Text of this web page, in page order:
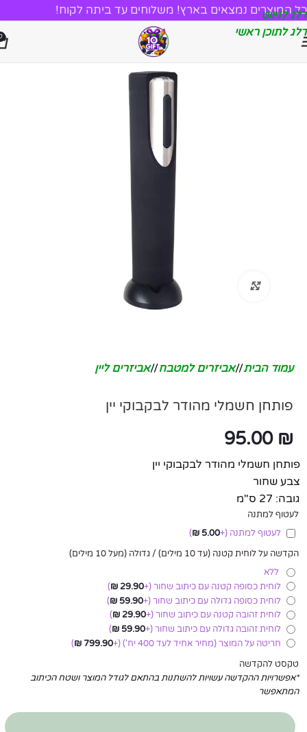
דלג לניווט
דלג לתוכן ראשי
כל המוצרים נמצאים בארץ! משלוחים עד ביתה לקוח!
עמוד הבית/ אביזרים למטבח/ אביזרים ליין
פותחן חשמלי מהודר לבקבוקי יין
95.00 ₪
פותחן חשמלי מהודר לבקבוקי יין
צבע שחור
גובה: 27 ס"מ
לעטוף למתנה
לעטוף למתנה (+
5.00
₪
)
הקדשה על לוחית קטנה (עד 10 מילים) / גדולה (מעל 10 מילים)
ללא
לוחית כסופה קטנה עם כיתוב שחור(+
29.90
₪
)
לוחית כסופה גדולה עם כיתוב שחור(+
59.90
₪
)
לוחית זהובה קטנה עם כיתוב שחור(+
29.90
₪
)
לוחית זהובה גדולה עם כיתוב שחור(+
59.90
₪
)
חריטה על המוצר (מחיר אחיד לעד 400 יח')
(+
799.90
₪
)
טקסט להקדשה
*אפשרויות ההקדשה עשויות להשתנות בהתאם לגודל המוצר ושטח הכיתוב
המתאפשר